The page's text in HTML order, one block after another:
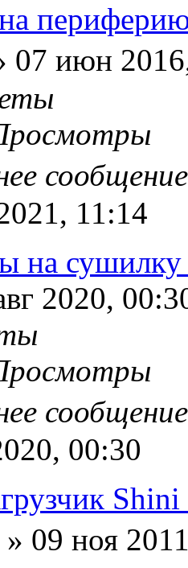
07 июн
11:14
на
2020,
00:30
» 09 ноя